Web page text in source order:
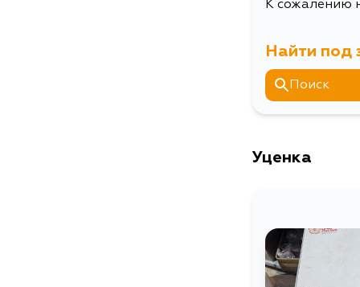
К сожалению
Найти под
Поиск
Уценка